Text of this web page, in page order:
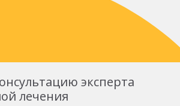
эксперта
лечения